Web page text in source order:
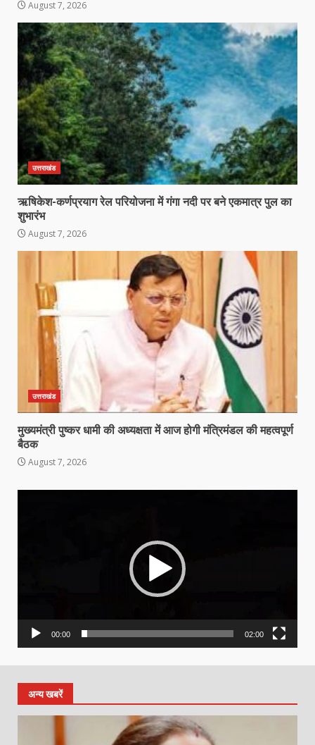
August 7, 2026
उत्तराखंड
ऋषिकेश-कर्णप्रयाग रेल परियोजना में गंगा नदी पर बने एकमात्र पुल का
शुभारंभ
August 7, 2026
उत्तराखंड
मुख्यमंत्री पुष्कर धामी की अध्यक्षता में आज होगी मंत्रिमंडल की महत्वपूर्ण
बैठक
August 7, 2026
00:00 02:00
अन्य खबरें